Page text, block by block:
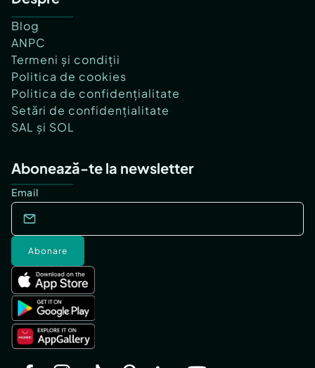
Blog
ANPC
Termeni și condiții
Politica de cookies
Politica de confidențialitate
Setări de confidențialitate
SAL și SOL
Abonează-te la newsletter
Email
Abonare